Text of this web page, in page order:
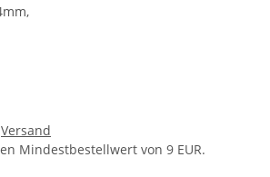
Versand
Mindestbestellwert von 9 EUR.